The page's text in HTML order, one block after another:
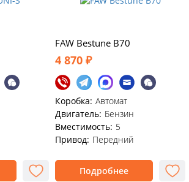
FAW Bestune B70
4 870 ₽
Коробка: Автомат
Двигатель: Бензин
Вместимость: 5
Привод: Передний
Подробнее